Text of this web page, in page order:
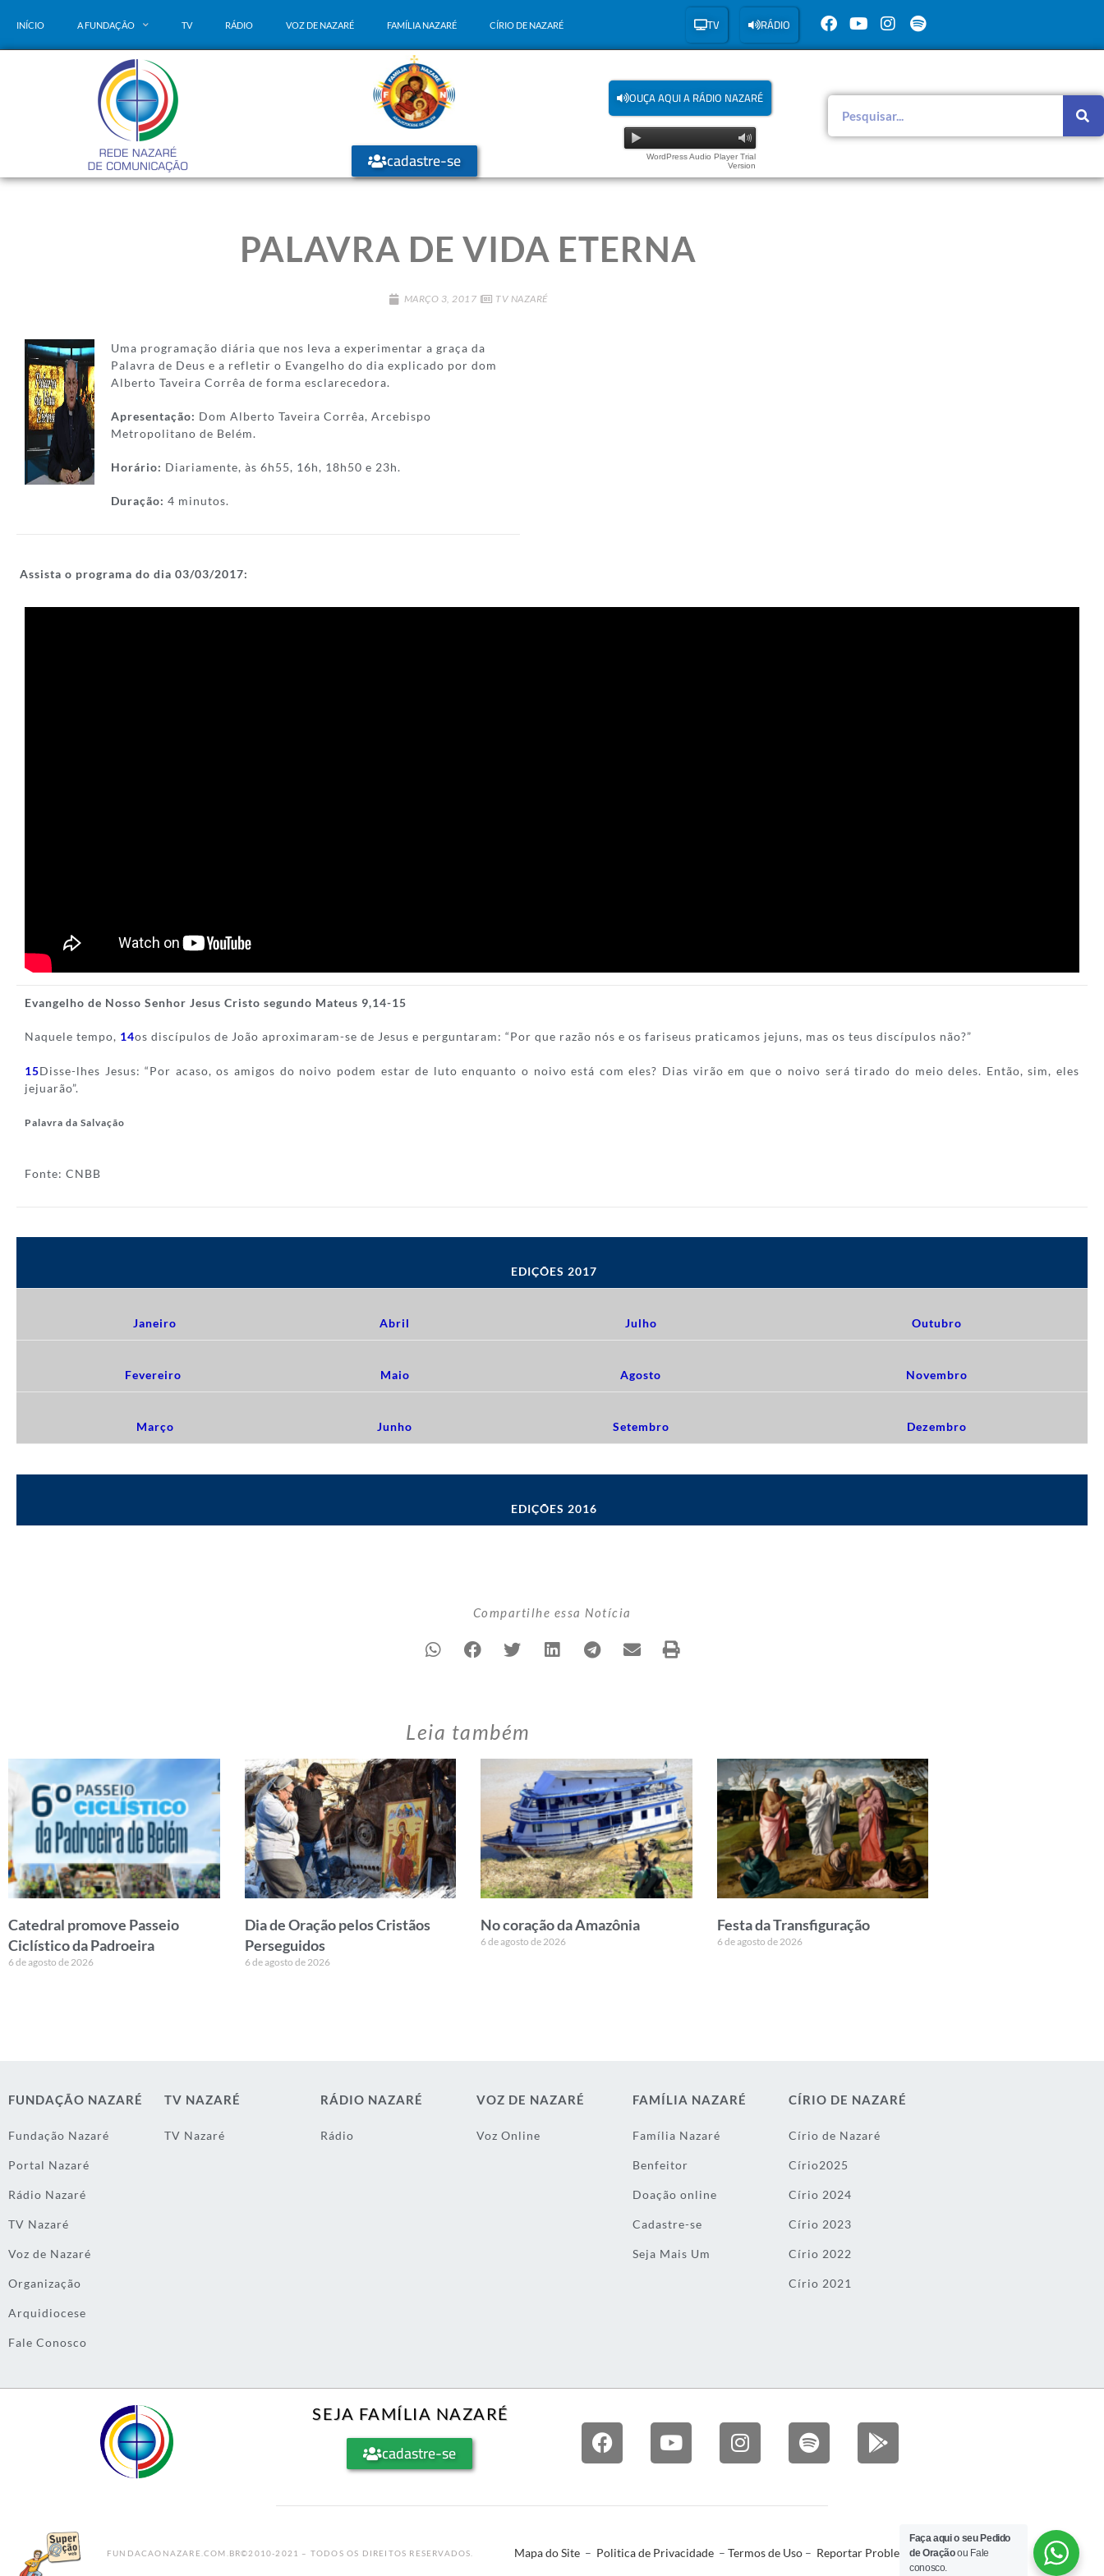
INÍCIO A FUNDAÇÃO TV RÁDIO VOZ DE NAZARÉ FAMÍLIA NAZARÉ CÍRIO DE NAZARÉ TV RÁDIO
cadastre-se
OUÇA AQUI A RÁDIO NAZARÉ
WordPress Audio Player Trial
Version
PALAVRA DE VIDA ETERNA
MARÇO 3, 2017 TV NAZARÉ
Uma programação diária que nos leva a experimentar a graça da
Palavra de Deus e a refletir o Evangelho do dia explicado por dom
Alberto Taveira Corrêa de forma esclarecedora.
Apresentação: Dom Alberto Taveira Corrêa, Arcebispo
Metropolitano de Belém.
Horário: Diariamente, às 6h55, 16h, 18h50 e 23h.
Duração: 4 minutos.
Assista o programa do dia 03/03/2017:
Evangelho de Nosso Senhor Jesus Cristo segundo Mateus 9,14-15
Naquele tempo, 14os discípulos de João aproximaram-se de Jesus e perguntaram: “Por que razão nós e os fariseus praticamos jejuns, mas os teus discípulos não?”
15Disse-lhes Jesus: “Por acaso, os amigos do noivo podem estar de luto enquanto o noivo está com eles? Dias virão em que o noivo será tirado do meio deles. Então, sim, eles
jejuarão”.
Palavra da Salvação
Fonte: CNBB
EDIÇÕES 2017
Janeiro Abril Julho Outubro
Fevereiro Maio Agosto Novembro
Março Junho Setembro Dezembro
EDIÇÕES 2016
Compartilhe essa Notícia
Leia também
Catedral promove Passeio
Ciclístico da Padroeira
6 de agosto de 2026
Dia de Oração pelos Cristãos
Perseguidos
6 de agosto de 2026
No coração da Amazônia
6 de agosto de 2026
Festa da Transfiguração
6 de agosto de 2026
FUNDAÇÃO NAZARÉ
Fundação Nazaré
Portal Nazaré
Rádio Nazaré
TV Nazaré
Voz de Nazaré
Organização
Arquidiocese
Fale Conosco
TV NAZARÉ
TV Nazaré
RÁDIO NAZARÉ
Rádio
VOZ DE NAZARÉ
Voz Online
FAMÍLIA NAZARÉ
Família Nazaré
Benfeitor
Doação online
Cadastre-se
Seja Mais Um
CÍRIO DE NAZARÉ
Círio de Nazaré
Círio2025
Círio 2024
Círio 2023
Círio 2022
Círio 2021
SEJA FAMÍLIA NAZARÉ
cadastre-se
FUNDACAONAZARE.COM.BR©2010-2021 – TODOS OS DIREITOS RESERVADOS. Mapa do Site– Politica de Privacidade– Termos de Uso– Reportar Problema
Faça aqui o seu Pedido
de Oraçãoou Fale
conosco.